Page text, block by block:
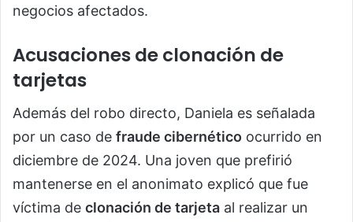
negocios afectados.
Acusaciones de clonación de
tarjetas
Además del robo directo, Daniela es señalada
por un caso de fraude cibernético ocurrido en
diciembre de 2024. Una joven que prefirió
mantenerse en el anonimato explicó que fue
víctima de clonación de tarjeta al realizar un